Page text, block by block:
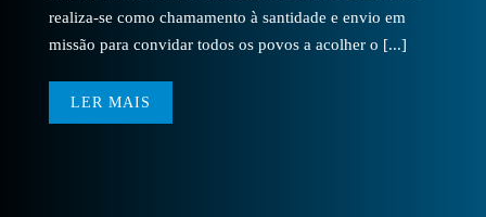
realiza-se como chamamento à santidade e envio em
missão para convidar todos os povos a acolher o [...]
LER MAIS